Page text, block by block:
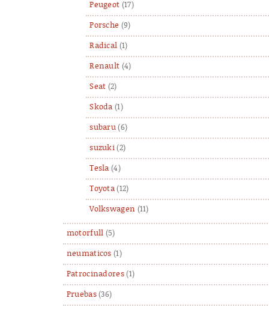
Peugeot (17)
Porsche (9)
Radical (1)
Renault (4)
Seat (2)
Skoda (1)
subaru (6)
suzuki (2)
Tesla (4)
Toyota (12)
Volkswagen (11)
motorfull (5)
neumaticos (1)
Patrocinadores(1)
Pruebas(36)